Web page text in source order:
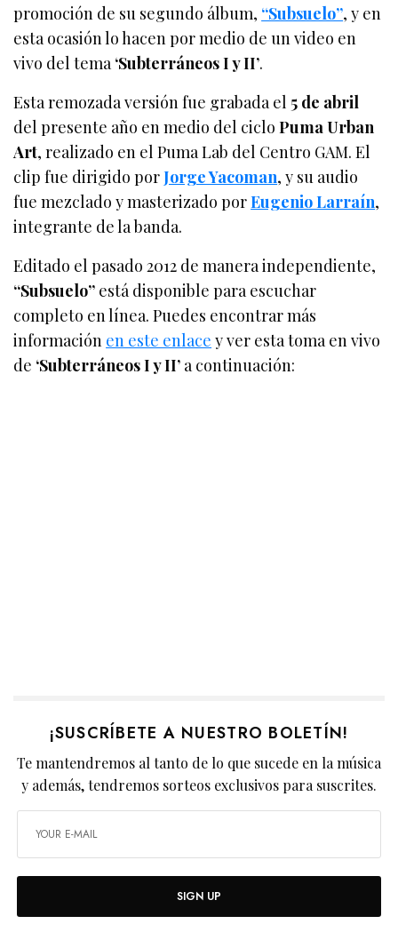
promoción de su segundo álbum, “Subsuelo”, y en
esta ocasión lo hacen por medio de un video en
vivo del tema ‘Subterráneos I y II’.
Esta remozada versión fue grabada el 5 de abril
del presente año en medio del cicloPuma Urban
Art, realizado en el Puma Lab del Centro GAM. El
clip fue dirigido porJorge Yacoman, y su audio
fue mezclado y masterizado porEugenio Larraín,
integrante de la banda.
Editado el pasado 2012 de manera independiente,
“Subsuelo” está disponible para escuchar
completo en línea. Puedes encontrar más
información en este enlace y ver esta toma en vivo
de ‘Subterráneos I y II’ a continuación:
¡SUSCRÍBETE A NUESTRO BOLETÍN!
Te mantendremos al tanto de lo que sucede en la música
y además, tendremos sorteos exclusivos para suscrites.
SIGN UP